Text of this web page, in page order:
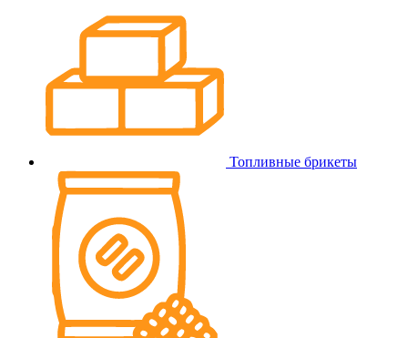
Топливные брикеты